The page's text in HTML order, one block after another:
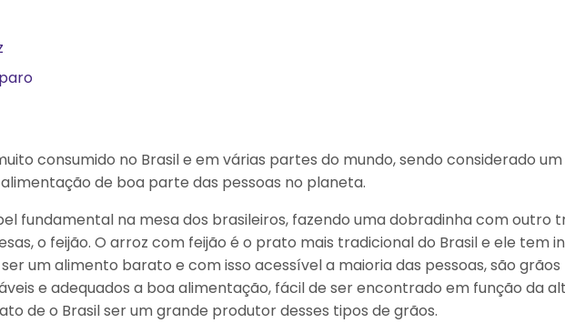
consumido no Brasil e em várias partes do mundo, sendo considerado um
de boa parte das pessoas no planeta.
fundamental na mesa dos brasileiros, fazendo uma dobradinha com outro
o feijão. O arroz com feijão é o prato mais tradicional do Brasil e ele tem
um alimento barato e com isso acessível a maioria das pessoas, são
e adequados a boa alimentação, fácil de ser encontrado em função da
de o Brasil ser um grande produtor desses tipos de grãos.